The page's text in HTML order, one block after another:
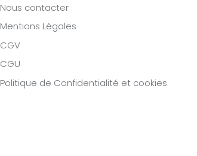
Nous contacter
Mentions Légales
CGV
CGU
Politique de Confidentialité et cookies